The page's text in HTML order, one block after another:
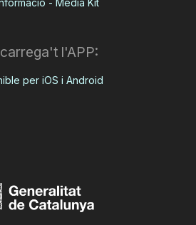
- Media Kit
l'APP:
per iOS i Android